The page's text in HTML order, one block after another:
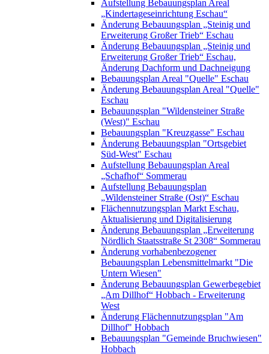
Aufstellung Bebauungsplan Areal
„Kindertageseinrichtung Eschau“
Änderung Bebauungsplan „Steinig und
Erweiterung Großer Trieb“ Eschau
Änderung Bebauungsplan „Steinig und
Erweiterung Großer Trieb“ Eschau,
Änderung Dachform und Dachneigung
Bebauungsplan Areal "Quelle" Eschau
Änderung Bebauungsplan Areal "Quelle"
Eschau
Bebauungsplan "Wildensteiner Straße
(West)" Eschau
Bebauungsplan "Kreuzgasse" Eschau
Änderung Bebauungsplan "Ortsgebiet
Süd-West" Eschau
Aufstellung Bebauungsplan Areal
„Schafhof“ Sommerau
Aufstellung Bebauungsplan
„Wildensteiner Straße (Ost)“ Eschau
Flächennutzungsplan Markt Eschau,
Aktualisierung und Digitalisierung
Änderung Bebauungsplan „Erweiterung
Nördlich Staatsstraße St 2308“ Sommerau
Änderung vorhabenbezogener
Bebauungsplan Lebensmittelmarkt "Die
Untern Wiesen"
Änderung Bebauungsplan Gewerbegebiet
„Am Dillhof“ Hobbach - Erweiterung
West
Änderung Flächennutzungsplan "Am
Dillhof" Hobbach
Bebauungsplan "Gemeinde Bruchwiesen"
Hobbach